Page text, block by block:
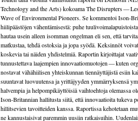
Technology and the Arts) kokoama The Disrupters —
Wave of Environmental Pioneers. Se kommentoi Ison-
hiilipäästöjen vähentämisestä: puhe
hautaa usein alleen isomman ongelman eli sen, että
matkustaa, tehdä ostoksia ja jopa syödä. Keksinnöt
koskevia tai näiden yhdistelmiä. Raportin kirjoittajat
tunnustettava laajempien innovaatiomuotojen — kuten
nostavat vähähiilisen yhteiskunnan tiennäyttäjistä esiin
suuntavat luovuutensa ja yrittäjyyden ymmärryksensä
halvempia ja helpompikäyttöisiä vaihtoehtoja olemassa
Ison-Britannian hallitusta siitä, että innovaatioita tukeva
hillitsevien tavoitteiden kanssa. Raportissa kehotetaan
ne kannustaisivat paremmin uusiin ratkaisuihin.